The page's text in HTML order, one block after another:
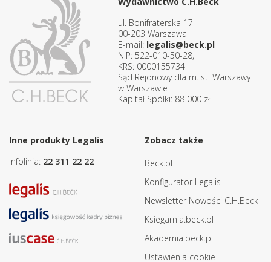
ul. Bonifraterska 17
00-203 Warszawa
E-mail: legalis@beck.pl
NIP: 522-010-50-28,
KRS: 0000155734
Sąd Rejonowy dla m. st. Warszawy
w Warszawie
Kapitał Spółki: 88 000 zł
Inne produkty Legalis
Infolinia: 22 311 22 22
Zobacz także
Beck.pl
Konfigurator Legalis
Newsletter Nowości C.H.Beck
Ksiegarnia.beck.pl
Akademia.beck.pl
Ustawienia cookie